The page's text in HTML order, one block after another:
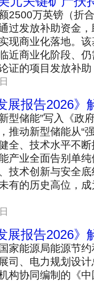
2500万英镑（折
过发放补助资金
现商业化落地。
近商业化阶段、
证的项目发放补
展报告2026》
型储能”写入《政
推动新型储能从“
全、技术水平不
产业全面告别单
技术创新与安全
有的历史高位，
展报告2026》
家能源局能源节
司、电力规划设
构协同编制的《